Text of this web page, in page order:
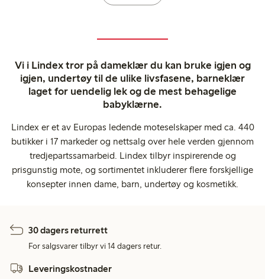
Vi i Lindex tror på dameklær du kan bruke igjen og
igjen, undertøy til de ulike livsfasene, barneklær
laget for uendelig lek og de mest behagelige
babyklærne.
Lindex er et av Europas ledende moteselskaper med ca. 440
butikker i 17 markeder og nettsalg over hele verden gjennom
tredjepartssamarbeid. Lindex tilbyr inspirerende og
prisgunstig mote, og sortimentet inkluderer flere forskjellige
konsepter innen dame, barn, undertøy og kosmetikk.
30 dagers returrett
For salgsvarer tilbyr vi 14 dagers retur.
Leveringskostnader